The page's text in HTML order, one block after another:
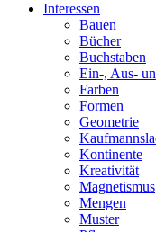
Interessen
Bauen
Bücher
Buchstaben
Ein-, Aus-
Farben
Formen
Geometrie
Kontinente
Kreativität
Magnetismus
Mengen
Muster